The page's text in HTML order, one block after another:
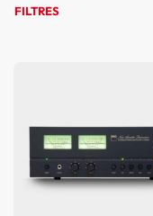
FILTRES